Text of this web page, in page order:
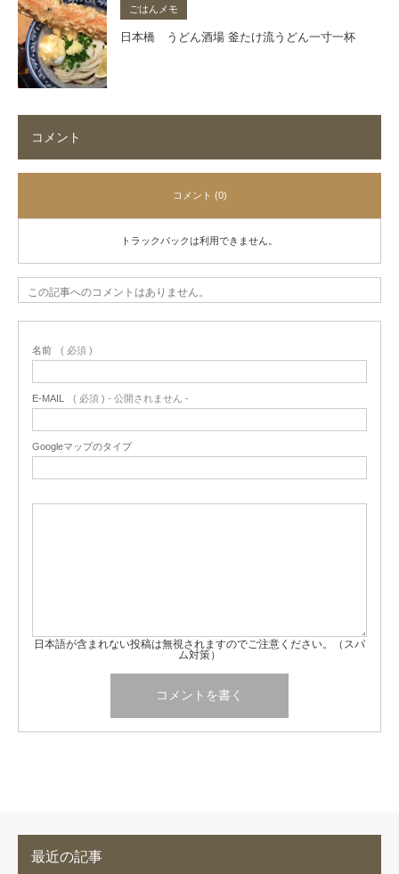
ごはんメモ
日本橋 うどん酒場 釜たけ流うどん一寸一杯
コメント
コメント (0)
トラックバックは利用できません。
この記事へのコメントはありません。
名前 ( 必須 )
E-MAIL ( 必須 ) - 公開されません -
Googleマップのタイプ
日本語が含まれない投稿は無視されますのでご注意ください。（スパ
ム対策）
最近の記事